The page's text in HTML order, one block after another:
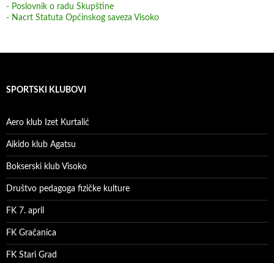
- Poslovnik o radu Skupštine
- Nacrt Statuta Općinskog saveza Visoko
SPORTSKI KLUBOVI
Aero klub Izet Kurtalić
Aikido klub Agatsu
Bokserski klub Visoko
Društvo pedagoga fizičke kulture
FK 7. april
FK Gračanica
FK Stari Grad